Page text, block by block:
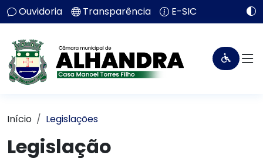
Ouvidoria Transparência E-SIC
Início Legislações
Legislação